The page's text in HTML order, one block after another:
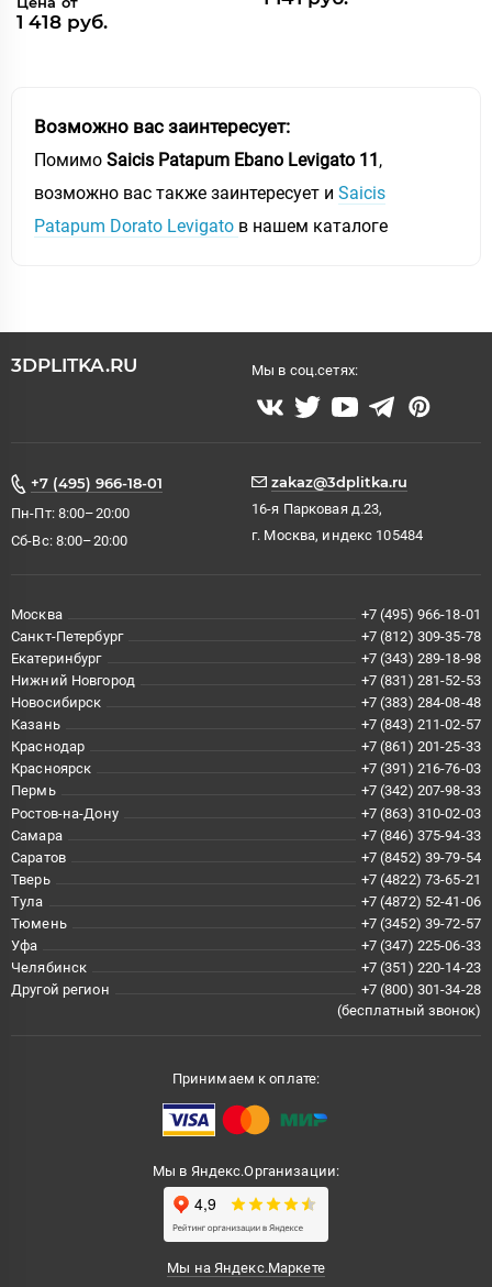
1 418 руб.
Возможно вас заинтересует:
Помимо Saicis Patapum Ebano Levigato 11,
возможно вас также заинтересует и Saicis
Patapum Dorato Levigato в нашем каталоге
3DPLITKA.RU Мы в соц.сетях:
+7 (495) 966-18-01
Пн-Пт: 8:00–20:00
Сб-Вс: 8:00–20:00
zakaz@3dplitka.ru
16-я Парковая д.23,
г. Москва, индекс 105484
Москва
+7 (495) 966-18-01
Санкт-Петербург
+7 (812) 309-35-78
Екатеринбург
+7 (343) 289-18-98
Нижний Новгород
+7 (831) 281-52-53
Новосибирск
+7 (383) 284-08-48
Казань
+7 (843) 211-02-57
Краснодар
+7 (861) 201-25-33
Красноярск
+7 (391) 216-76-03
Пермь
+7 (342) 207-98-33
Ростов-на-Дону
+7 (863) 310-02-03
Самара
+7 (846) 375-94-33
Саратов
+7 (8452) 39-79-54
Тверь
+7 (4822) 73-65-21
Тула
+7 (4872) 52-41-06
Тюмень
+7 (3452) 39-72-57
Уфа
+7 (347) 225-06-33
Челябинск
+7 (351) 220-14-23
Другой регион
+7 (800) 301-34-28
(бесплатный звонок)
Принимаем к оплате:
Мы в Яндекс.Организации:
Мы на Яндекс.Маркете